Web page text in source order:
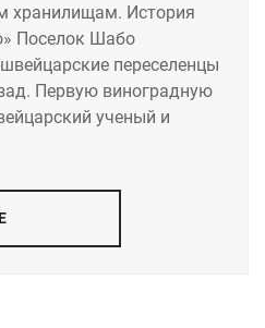
хранилищам. История
Поселок Шабо
переселенцы
Первую виноградную
ученый и